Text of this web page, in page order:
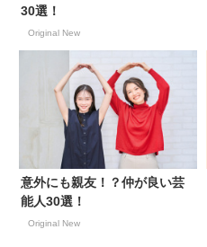
30選！
Original New
意外にも親友！？仲が良い芸
能人30選！
Original New